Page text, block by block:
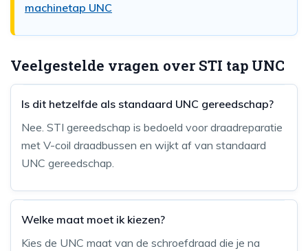
machinetap UNC
Veelgestelde vragen over STI tap UNC
Is dit hetzelfde als standaard UNC gereedschap?
Nee. STI gereedschap is bedoeld voor draadreparatie
met V-coil draadbussen en wijkt af van standaard
UNC gereedschap.
Welke maat moet ik kiezen?
Kies de UNC maat van de schroefdraad die je na